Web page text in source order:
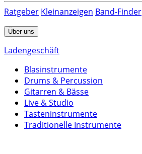
Ratgeber Kleinanzeigen Band-Finder
Über uns
Ladengeschäft
Blasinstrumente
Drums & Percussion
Gitarren & Bässe
Live & Studio
Tasteninstrumente
Traditionelle Instrumente